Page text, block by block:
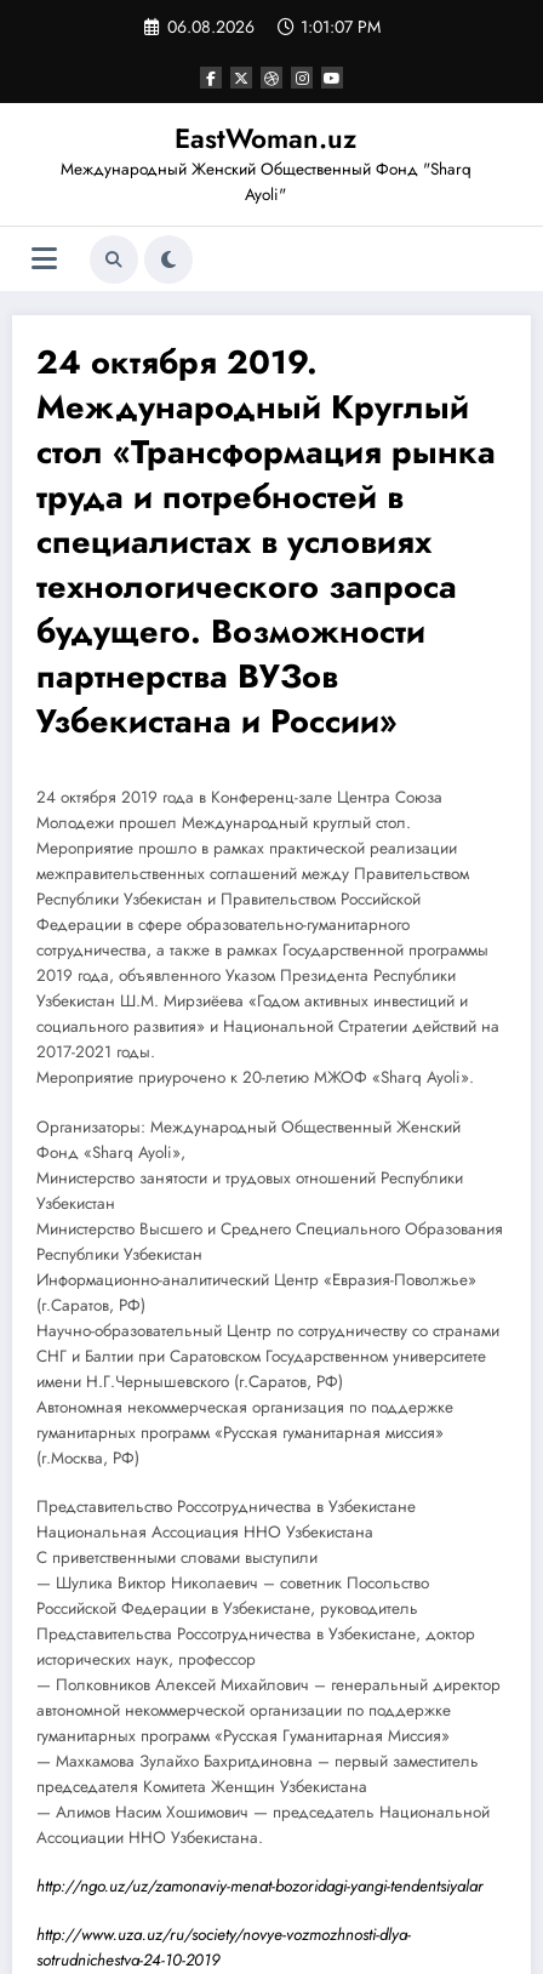
06.08.2026 1:01:08 PM
EastWoman.uz
Международный Женский Общественный Фонд "Sharq
Ayoli"
24 октября 2019.
Международный Круглый
стол «Трансформация рынка
труда и потребностей в
специалистах в условиях
технологического запроса
будущего. Возможности
партнерства ВУЗов
Узбекистана и России»
24 октября 2019 года в Конференц-зале Центра Союза
Молодежи прошел Международный круглый стол.
Мероприятие прошло в рамках практической реализации
межправительственных соглашений между Правительством
Республики Узбекистан и Правительством Российской
Федерации в сфере образовательно-гуманитарного
сотрудничества, а также в рамках Государственной программы
2019 года, объявленного Указом Президента Республики
Узбекистан Ш.М. Мирзиёева «Годом активных инвестиций и
социального развития» и Национальной Стратегии действий на
2017-2021 годы.
Мероприятие приурочено к 20-летию МЖОФ «Sharq Ayoli».
Организаторы: Международный Общественный Женский
Фонд «Sharq Ayoli»,
Министерство занятости и трудовых отношений Республики
Узбекистан
Министерство Высшего и Среднего Специального Образования
Республики Узбекистан
Информационно-аналитический Центр «Евразия-Поволжье»
(г.Саратов, РФ)
Научно-образовательный Центр по сотрудничеству со странами
СНГ и Балтии при Саратовском Государственном университете
имени Н.Г.Чернышевского (г.Саратов, РФ)
Автономная некоммерческая организация по поддержке
гуманитарных программ «Русская гуманитарная миссия»
(г.Москва, РФ)
Представительство Россотрудничества в Узбекистане
Национальная Ассоциация ННО Узбекистана
С приветственными словами выступили
— Шулика Виктор Николаевич – советник Посольство
Российской Федерации в Узбекистане, руководитель
Представительства Россотрудничества в Узбекистане, доктор
исторических наук, профессор
— Полковников Алексей Михайлович – генеральный директор
автономной некоммерческой организации по поддержке
гуманитарных программ «Русская Гуманитарная Миссия»
— Махкамова Зулайхо Бахритдиновна – первый заместитель
председателя Комитета Женщин Узбекистана
— Алимов Насим Хошимович — председатель Национальной
Ассоциации ННО Узбекистана.
http://ngo.uz/uz/zamonaviy-menat-bozoridagi-yangi-tendentsiyalar
http://www.uza.uz/ru/society/novye-vozmozhnosti-dlya-
sotrudnichestva-24-10-2019